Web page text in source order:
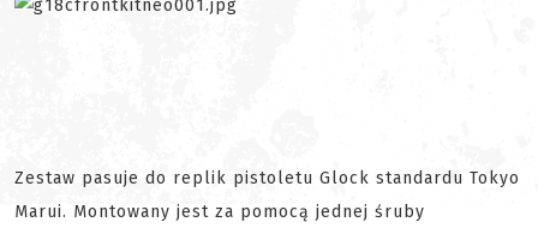
Zestaw pasuje do replik pistoletu Glock standardu Tokyo
Marui. Montowany jest za pomocą jednej śruby